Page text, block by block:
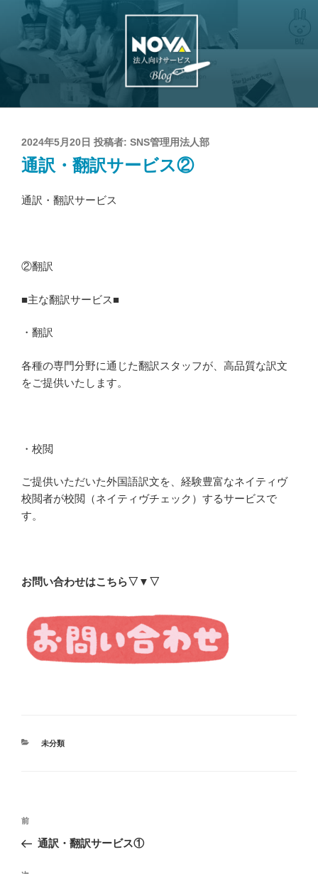
ン
ツ
ス
NOVA法人企業向け
英会話などの語学研修・講師派遣・通
投
稿
日:
2024年5月20日 投稿者: SNS管理用法人部
通訳・翻訳サービス②
通訳・翻訳サービス
②翻訳
■主な翻訳サービス■
・翻訳
各種の専門分野に通じた翻訳スタッフが、高品質な訳文
をご提供いたします。
・校閲
ご提供いただいた外国語訳文を、経験豊富なネイティヴ
校閲者が校閲（ネイティヴチェック）するサービスで
す。
お問い合わせはこちら▽▼▽
カ
未分類
投
ナ
過
去
前
通訳・翻訳サービス①